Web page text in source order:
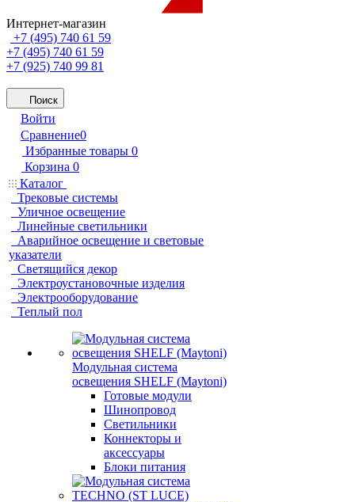
Интернет-магазин
+7 (495) 740 61 59
+7 (495) 740 61 59
+7 (925) 740 99 81
Поиск
Войти
Сравнение0
Избранные товары 0
Корзина 0
Каталог
Трековые системы
Уличное освещение
Линейные светильники
Аварийное освещение и световые
указатели
Светящийся декор
Электроустановочные изделия
Электрооборудование
Теплый пол
Модульная система
освещения SHELF (Maytoni)
Готовые модули
Шинопровод
Светильники
Коннекторы и
аксессуары
Блоки питания